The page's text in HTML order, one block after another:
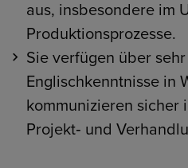
aus, insbesondere im
Produktionsprozesse.
Sie verfügen über
Englischkenntnisse in
kommunizieren sicher
Projekt‑ und